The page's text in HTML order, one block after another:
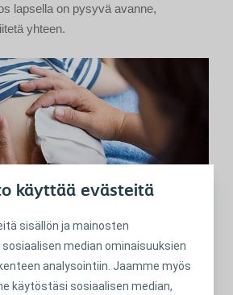
käyttää evästeitä
sisällön ja mainosten
median ominaisuuksien
analysointiin. Jaamme myös
käytöstäsi sosiaalisen median,
lapsella on pysyvä avanne,
yhteen.
muuttuu